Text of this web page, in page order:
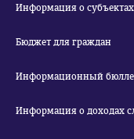
Информация о
Бюджет для граждан
Информационный
Информация о доходах